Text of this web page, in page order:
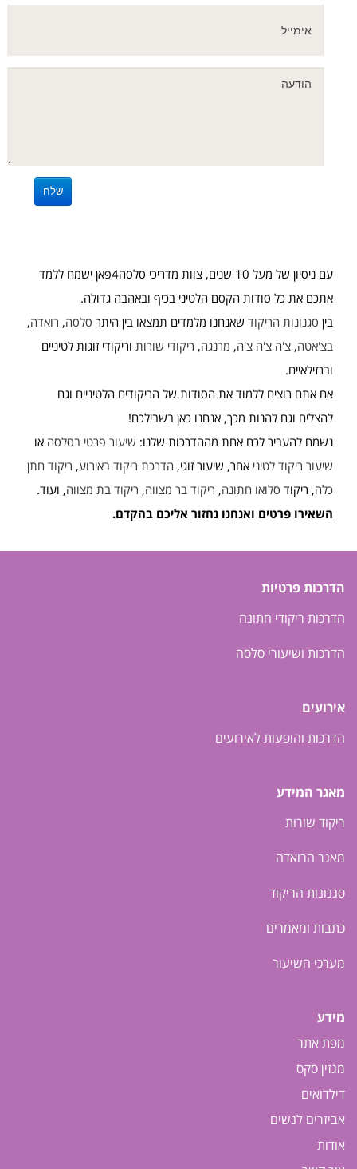
עם ניסיון של מעל 10 שנים, צוות מדריכי סלסה4פאן ישמח ללמד
אתכם את כל סודות הקסם הלטיני בכיף ובאהבה גדולה.
בין סגנונות הריקודשאנחנו מלמדים תמצאו בין היתר סלסה, רואדה,
בצ'אטה, צ'ה צ'ה צ'ה, מרנגה, ריקודי שורות וריקודי זוגות לטיניים
וברזילאיים.
אם אתם רוצים ללמוד את הסודות של הריקודים הלטיניים וגם
להצליח וגם להנות מכך, אנחנו כאן בשבילכם!
נשמח להעביר לכם אחת מההדרכות שלנו: שיעור פרטי בסלסה או
שיעור ריקוד לטיני אחר, שיעור זוגי, הדרכת ריקוד באירוע, ריקוד חתן
כלה, ריקוד סלואו חתונה, ריקוד בר מצווה, ריקוד בת מצווה, ועוד.
השאירו פרטים ואנחנו נחזור אליכם בהקדם.
הדרכות פרטיות
הדרכות ריקודי חתונה
הדרכות ושיעורי סלסה
אירועים
הדרכות והופעות לאירועים
מאגר המידע
ריקוד שורות
מאגר הרואדה
סגנונות הריקוד
כתבות ומאמרים
מערכי השיעור
מידע
מפת אתר
מגזין סקס
דילדואים
אביזרים לנשים
אודות